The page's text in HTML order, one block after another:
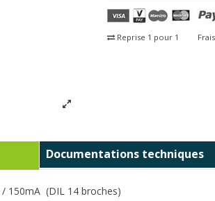
Reprise 1 pour 1 Frais
Documentations techniques
/ 150mA (DIL 14 broches)